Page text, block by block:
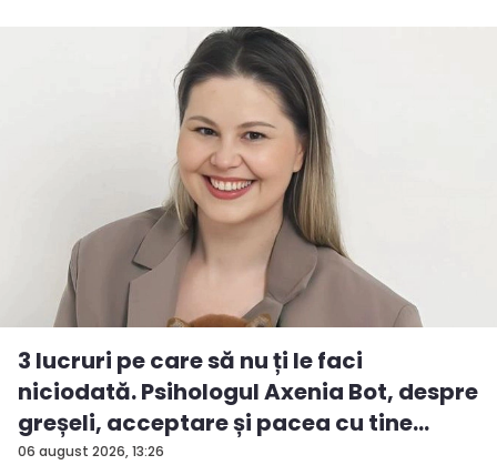
06 august 2026, 13:26
3 lucruri pe care să nu ți le faci
niciodată. Psihologul Axenia Bot, despre
greșeli, acceptare și pacea cu tine
însu...